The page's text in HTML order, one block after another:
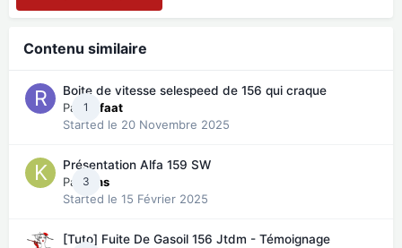
Contenu similaire
1
Boite de vitesse selespeed de 156 qui craque
ParRefaat
Started le 20 Novembre 2025
3
Présentation Alfa 159 SW
ParKins
Started le 15 Février 2025
[Tuto] Fuite De Gasoil 156 Jtdm - Témoignage